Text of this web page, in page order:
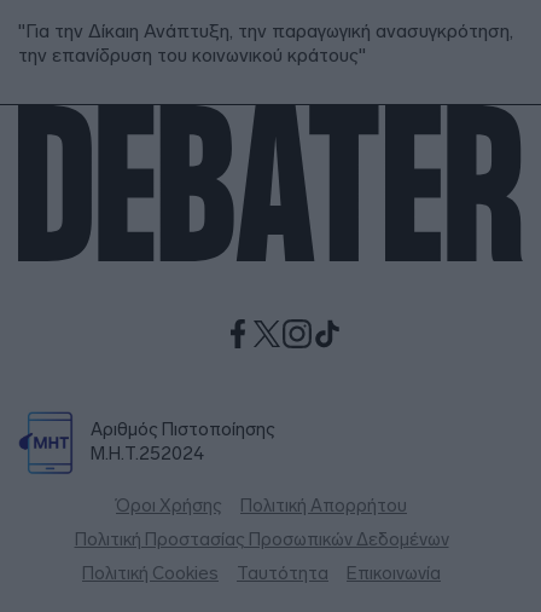
"Για την Δίκαιη Ανάπτυξη, την παραγωγική ανασυγκρότηση,
την επανίδρυση του κοινωνικού κράτους"
Αριθμός Πιστοποίησης
Μ.Η.Τ.252024
Όροι Χρήσης
Πολιτική Απορρήτου
Πολιτική Προστασίας Προσωπικών Δεδομένων
Πολιτική Cookies
Ταυτότητα Επικοινωνία